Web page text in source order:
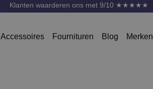
Gratis verzending vanaf 75 Euro * m.u.v. SALE
Klanten waarderen ons met 9/10 ★★★★★
Accessoires Fournituren Blog Merken